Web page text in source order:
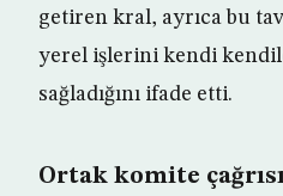
getiren kral, ayrıca bu
yerel işlerini kendi
sağladığını ifade etti.
Ortak komite